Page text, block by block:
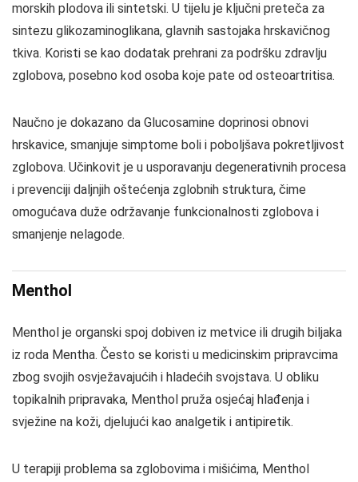
morskih plodova ili sintetski. U tijelu je ključni preteča za
sintezu glikozaminoglikana, glavnih sastojaka hrskavičnog
tkiva. Koristi se kao dodatak prehrani za podršku zdravlju
zglobova, posebno kod osoba koje pate od osteoartritisa.
Naučno je dokazano da Glucosamine doprinosi obnovi
hrskavice, smanjuje simptome boli i poboljšava pokretljivost
zglobova. Učinkovit je u usporavanju degenerativnih procesa
i prevenciji daljnjih oštećenja zglobnih struktura, čime
omogućava duže održavanje funkcionalnosti zglobova i
smanjenje nelagode.
Menthol
Menthol je organski spoj dobiven iz metvice ili drugih biljaka
iz roda Mentha. Često se koristi u medicinskim pripravcima
zbog svojih osvježavajućih i hladećih svojstava. U obliku
topikalnih pripravaka, Menthol pruža osjećaj hlađenja i
svježine na koži, djelujući kao analgetik i antipiretik.
U terapiji problema sa zglobovima i mišićima, Menthol